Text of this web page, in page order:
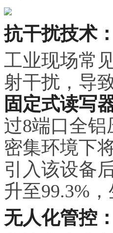
抗干扰技术
工业现场常
射干扰，导
固定式读写
过8端口全
密集环境下
引入该设备
升至99.3%
无人化管控